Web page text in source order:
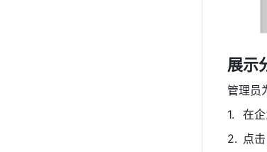
展示
管理员
在
点击